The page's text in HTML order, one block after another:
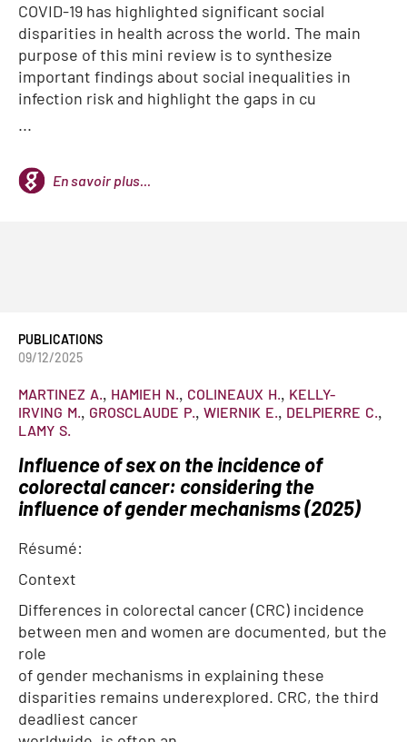
COVID-19 has highlighted significant social
disparities in health across the world. The main
purpose of this mini review is to synthesize
important findings about social inequalities in
infection risk and highlight the gaps in cu
...
En savoir plus...
PUBLICATIONS
09/12/2025
MARTINEZ A. HAMIEH N. COLINEAUX H. KELLY-
IRVING M. GROSCLAUDE P. WIERNIK E. DELPIERRE C.
LAMY S.
Influence of sex on the incidence of
colorectal cancer: considering the
influence of gender mechanisms (2025)
Résumé:
Context
Differences in colorectal cancer (CRC) incidence
between men and women are documented, but the
role
of gender mechanisms in explaining these
disparities remains underexplored. CRC, the third
deadliest cancer